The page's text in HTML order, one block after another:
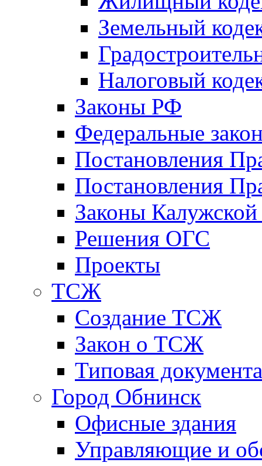
Земельный
Налоговый
Законы РФ
Федеральные
Постановления
Постановления
Законы Калужской
Решения ОГС
Проекты
ТСЖ
Создание ТСЖ
Закон о ТСЖ
Типовая
Город Обнинск
Офисные здания
Управляющие и